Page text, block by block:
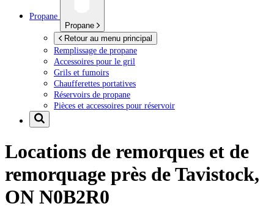
Propane
Propane
Retour au menu principal
Remplissage de propane
Accessoires pour le gril
Grils et fumoirs
Chaufferettes portatives
Réservoirs de propane
Pièces et accessoires pour réservoir
Locations de remorques et de
remorquage près deTavistock,
ON N0B2R0